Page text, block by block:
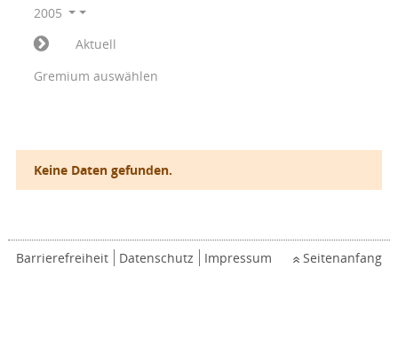
2005
Aktuell
Gremium auswählen
Keine Daten gefunden.
Barrierefreiheit Datenschutz Impressum Seitenanfang